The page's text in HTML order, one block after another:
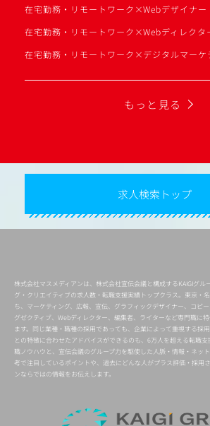
在宅勤務・リモートワーク×Webデザイナー
在宅勤務・リモートワーク×Webディレクタ
在宅勤務・リモートワーク×デジタルマーケ
もっと見る
求人検索トップ
株式会社マスメディアンは、株式会社宣伝会議と構成するKAIGIグル
グ・クリエイティブの求人数・転職支援実績トップクラス。東京・
ち、マーケティング、広報、宣伝、グラフィックデザイナー、コピ
グゼクティブ、Webディレクター、編集者、ライターなど専門職に
ます。同じ業種・職種の採用であっても、企業によって重視する採
との特徴に合わせたアドバイスができるのも、6万人を超える転職
職ノウハウと、宣伝会議のグループ力を駆使した人脈・情報・ネッ
考で注目しているポイントや、過去にどんな人がプラス評価・採用
ンならではの情報をお伝えします。